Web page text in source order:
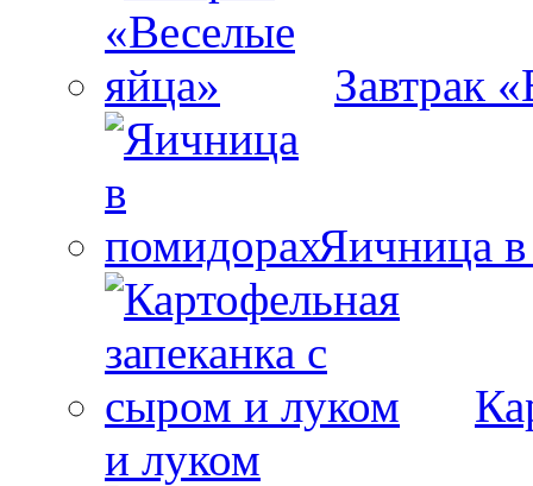
Завтрак
Яичница
и луком